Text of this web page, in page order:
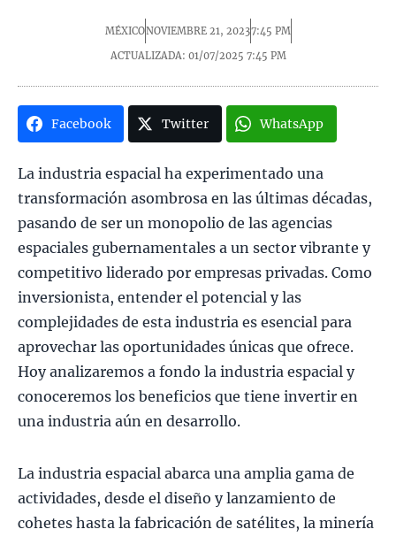
MÉXICONOVIEMBRE 21, 20237:45 PM
ACTUALIZADA: 01/07/2025 7:45 PM
Facebook Twitter WhatsApp
La industria espacial ha experimentado una
transformación asombrosa en las últimas décadas,
pasando de ser un monopolio de las agencias
espaciales gubernamentales a un sector vibrante y
competitivo liderado por empresas privadas. Como
inversionista, entender el potencial y las
complejidades de esta industria es esencial para
aprovechar las oportunidades únicas que ofrece.
Hoy analizaremos a fondo la industria espacial y
conoceremos los beneficios que tiene invertir en
una industria aún en desarrollo.
La industria espacial abarca una amplia gama de
actividades, desde el diseño y lanzamiento de
cohetes hasta la fabricación de satélites, la minería